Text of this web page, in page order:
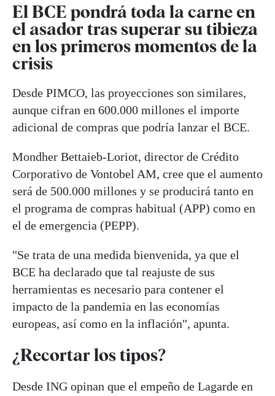
El BCE pondrá toda la carne en
el asador tras superar su tibieza
en los primeros momentos de la
crisis
Desde PIMCO, las proyecciones son similares,
aunque cifran en 600.000 millones el importe
adicional de compras que podría lanzar el BCE.
Mondher Bettaieb-Loriot, director de Crédito
Corporativo de Vontobel AM, cree que el aumento
será de 500.000 millones y se producirá tanto en
el programa de compras habitual (APP) como en
el de emergencia (PEPP).
"Se trata de una medida bienvenida, ya que el
BCE ha declarado que tal reajuste de sus
herramientas es necesario para contener el
impacto de la pandemia en las economías
europeas, así como en la inflación", apunta.
¿Recortar los tipos?
Desde ING opinan que el empeño de Lagarde en